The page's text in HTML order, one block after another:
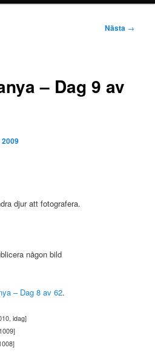
Nästa →
– Dag 9 av
djur att fotografera.
någon bild
– Dag 8 av 62.
idag]